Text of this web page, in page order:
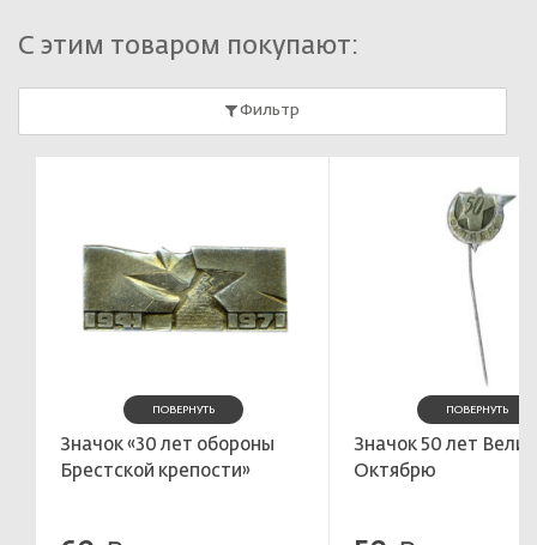
С этим товаром покупают:
Фильтр
ПОВЕРНУТЬ
Значок «30 лет обороны
Брестской крепости»
ПОВЕРНУТЬ
Значок 50 лет
Октябрю